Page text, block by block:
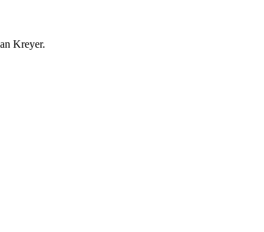
Kreyer.